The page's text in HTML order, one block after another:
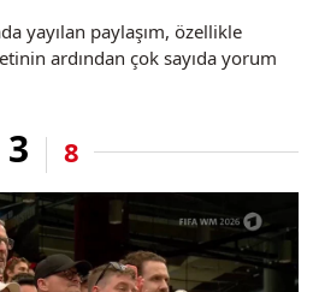
yayılan paylaşım, özellikle
ardından çok sayıda yorum
3 8